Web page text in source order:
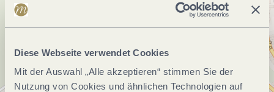
Diese Webseite verwendet Cookies
Mit der Auswahl „Alle akzeptieren“ stimmen Sie der
Nutzung von Cookies und ähnlichen Technologien auf